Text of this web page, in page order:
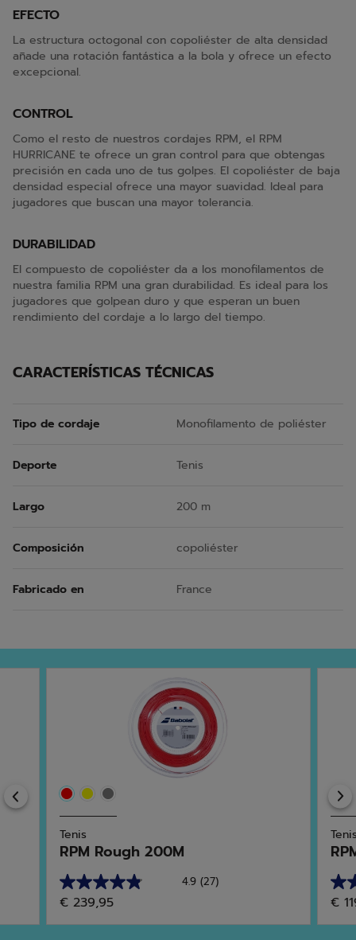
EFECTO
La estructura octogonal con copoliéster de alta densidad
añade una rotación fantástica a la bola y ofrece un efecto
excepcional.
CONTROL
Como el resto de nuestros cordajes RPM, el RPM
HURRICANE te ofrece un gran control para que obtengas
precisión en cada uno de tus golpes. El copoliéster de baja
densidad especial ofrece una mayor suavidad. Ideal para
jugadores que buscan una mayor tolerancia.
DURABILIDAD
El compuesto de copoliéster da a los monofilamentos de
nuestra familia RPM una gran durabilidad. Es ideal para los
jugadores que golpean duro y que esperan un buen
rendimiento del cordaje a lo largo del tiempo.
CARACTERÍSTICAS TÉCNICAS
Tipo de cordaje Monofilamento de poliéster
Deporte Tenis
Largo 200 m
Composición copoliéster
Fabricado en France
Previous
Tenis
RPM Rough 200M
4.9 (27)
4.9
de
5
€ 239,95
4.5
de
5
€